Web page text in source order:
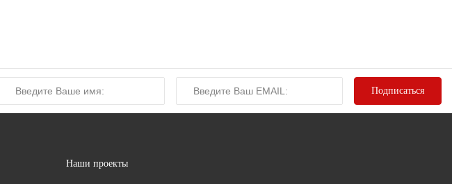
Наши проекты